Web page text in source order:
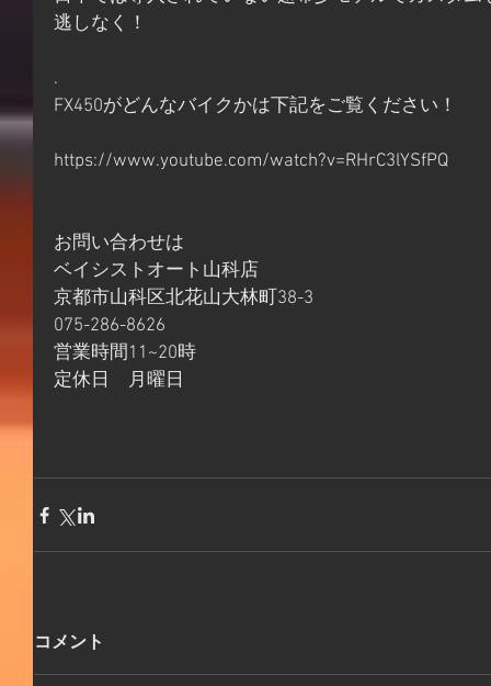
逃しなく！
.
FX450がどんなバイクかは下記をご覧ください！
https://www.youtube.com/watch?v=RHrC3lYSfPQ
お問い合わせは
ベイシストオート山科店
京都市山科区北花山大林町38-3
075-286-8626
営業時間11~20時
定休日　月曜日
コメント